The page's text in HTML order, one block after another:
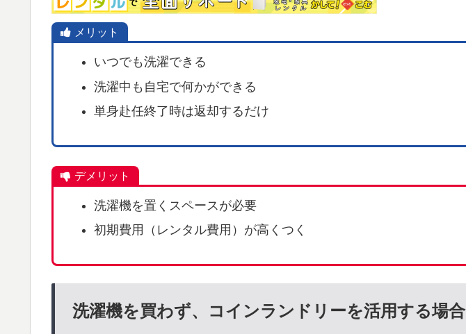
メリット
いつでも洗濯できる
洗濯中も自宅で何かができる
単身赴任終了時は返却するだけ
デメリット
洗濯機を置くスペースが必要
初期費用（レンタル費用）が高くつく
洗濯機を買わず、コインランドリーを活用する場合